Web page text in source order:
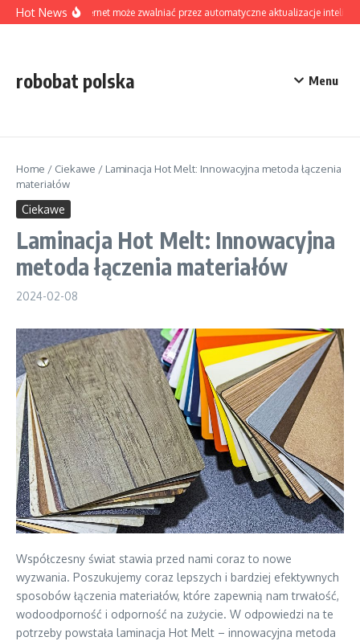
Skip to content
Hot NewsCzy internet może zwalniać przez automatyczne aktualizacje
robobat polska Menu
Home / Ciekawe / Laminacja Hot Melt: Innowacyjna metoda łączenia
materiałów
Ciekawe
Laminacja Hot Melt: Innowacyjna
metoda łączenia materiałów
2024-02-08
Współczesny świat stawia przed nami coraz to nowe
wyzwania. Poszukujemy coraz lepszych i bardziej efektywnych
sposobów łączenia materiałów, które zapewnią nam trwałość,
wodoodporność i odporność na zużycie. W odpowiedzi na te
potrzeby powstała laminacja Hot Melt – innowacyjna metoda